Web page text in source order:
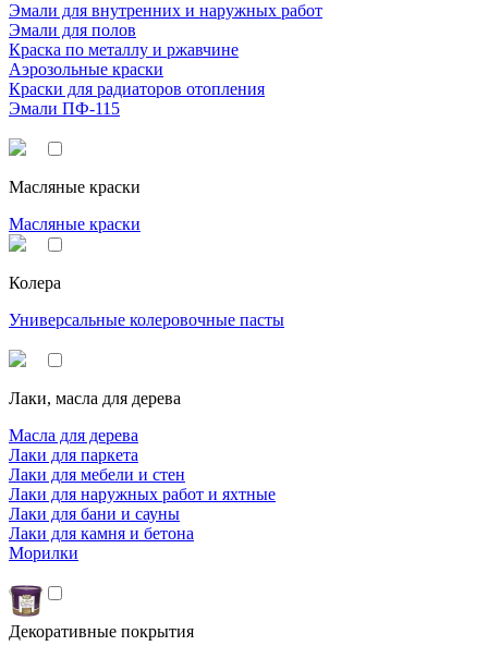
Эмали для внутренних и наружных работ
Эмали для полов
Краска по металлу и ржавчине
Аэрозольные краски
Краски для радиаторов отопления
Эмали ПФ-115
Масляные краски
Масляные краски
Колера
Универсальные колеровочные пасты
Лаки, масла для дерева
Масла для дерева
Лаки для паркета
Лаки для мебели и стен
Лаки для наружных работ и яхтные
Лаки для бани и сауны
Лаки для камня и бетона
Морилки
Декоративные покрытия